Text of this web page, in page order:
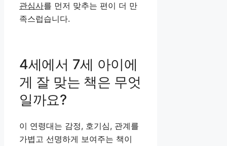
관심사를 먼저 맞추는 편이 더 만
족스럽습니다.
4세에서 7세 아이에
게 잘 맞는 책은 무엇
일까요?
이 연령대는 감정, 호기심, 관계를
가볍고 선명하게 보여주는 책이